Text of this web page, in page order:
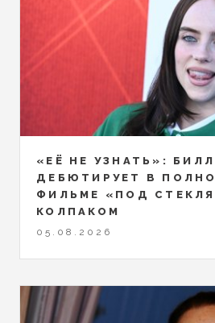
«ЕЁ НЕ УЗНАТЬ»:
ДЕБЮТИРУЕТ В
ФИЛЬМЕ «ПОД
КОЛПАКОМ
05.08.2026